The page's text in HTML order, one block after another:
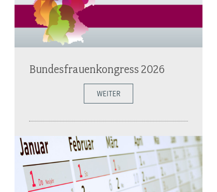
Bundesfrauenkongress 2026
WEITER